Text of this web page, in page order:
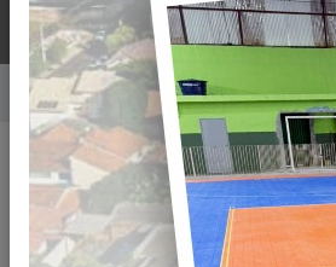
Home Notícias
Publicado em: 07/06/2022 15:58